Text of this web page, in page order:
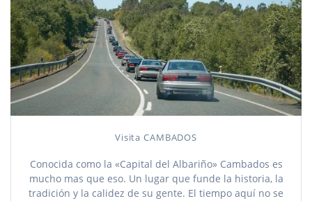
Visita CAMBADOS
Conocida como la «Capital del Albariño» Cambados es
mucho mas que eso. Un lugar que funde la historia, la
tradición y la calidez de su gente. El tiempo aquí no se